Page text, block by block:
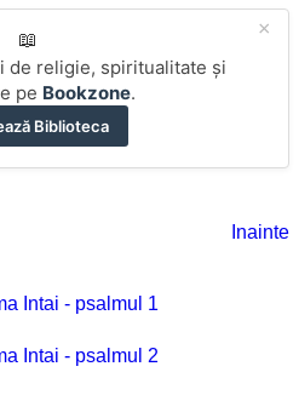
📖
de religie, spiritualitate și
pe Bookzone.
Biblioteca
×
Inainte
Intai - psalmul 1
Intai - psalmul 2